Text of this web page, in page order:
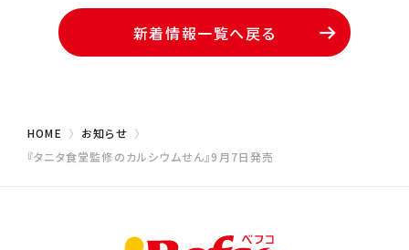
新着情報一覧へ戻る
HOME
お知らせ
『タニタ食堂監修のカルシウムせん』9月7日発売